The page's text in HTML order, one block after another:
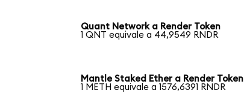
Quant Network a Render Token
1 QNT equivale a 44,9549 RNDR
Mantle Staked Ether a Render Token
1 METH equivale a 1576,6391 RNDR